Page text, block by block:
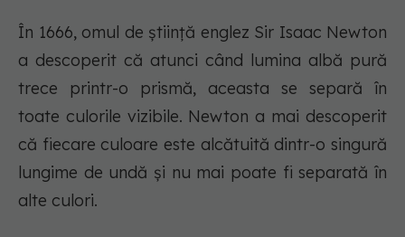
În 1666, omul de știință englez Sir Isaac Newton
a descoperit că atunci când lumina albă pură
trece printr-o prismă, aceasta se separă în
toate culorile vizibile. Newton a mai descoperit
că fiecare culoare este alcătuită dintr-o singură
lungime de undă și nu mai poate fi separată în
alte culori.